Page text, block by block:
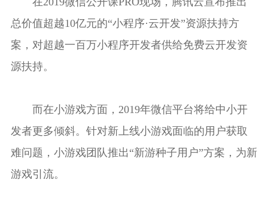
总价值超越10亿元的“小程序·云开发”资源扶持方
案，对超越一百万小程序开发者供给免费云开发资
源扶持。
而在小游戏方面，2019年微信平台将给中小开
发者更多倾斜。针对新上线小游戏面临的用户获取
难问题，小游戏团队推出“新游种子用户”方案，为新
游戏引流。